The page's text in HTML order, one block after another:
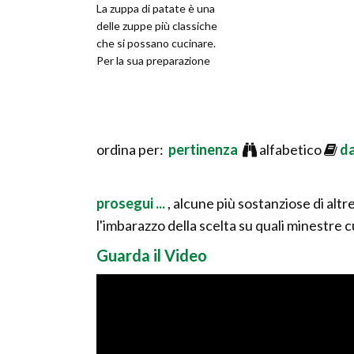
La zuppa di patate è una
delle zuppe più classiche
che si possano cucinare.
Per la sua preparazione
ordina per: pertinenza alfabetico
prosegui ..., alcune più sostanziose di
l'imbarazzo della scelta su quali
Guarda il Video